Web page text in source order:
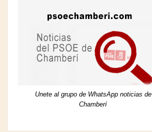
Unete al grupo de WhatsApp noticias de
Chamberí